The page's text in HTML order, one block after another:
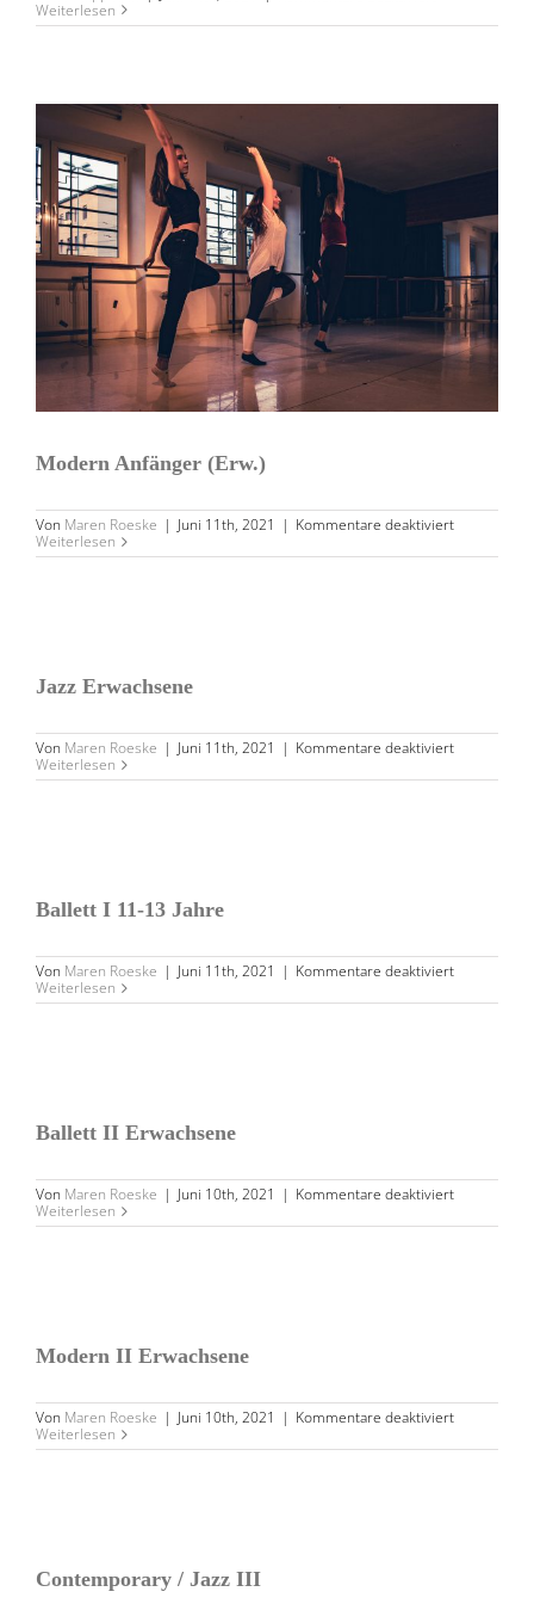
II
Weiterlesen
MODERN ANFÄNGER (ERW.)
Modern Anfänger (Erw.)
Von Maren Roeske | Juni 11th, 2021 | Kommentare deaktiviertfür
Anfänger
Weiterlesen
Jazz Erwachsene
Von Maren Roeske | Juni 11th, 2021 | Kommentare deaktiviertfür
Erwachsene
Weiterlesen
Ballett I 11-13 Jahre
Von Maren Roeske | Juni 11th, 2021 | Kommentare deaktiviertfür
I
Weiterlesen
Ballett II Erwachsene
Von Maren Roeske | Juni 10th, 2021 | Kommentare deaktiviertfür
II
Weiterlesen
Modern II Erwachsene
Von Maren Roeske | Juni 10th, 2021 | Kommentare deaktiviertfür
II
Weiterlesen
Contemporary / Jazz III